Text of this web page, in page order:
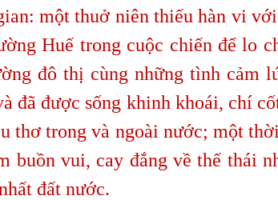
một thuở niên thiếu hàn vi
Huế trong cuộc chiến để lo
đô thị cùng những tình cảm
đã được sống khinh khoái, chí
thơ trong và ngoài nước; một
buồn vui, cay đắng về thế thái
đất nước.